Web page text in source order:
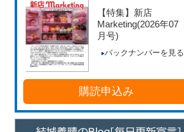
【特集】新店
Marketing(2026年07
月号)
バックナンバーを見る
購読申込み